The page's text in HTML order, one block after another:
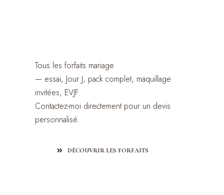
Tous les forfaits mariage
— essai, Jour J, pack complet, maquillage
invitées, EVJF.
Contactez-moi directement pour un devis
personnalisé.
DÉCOUVRIR LES FORFAITS